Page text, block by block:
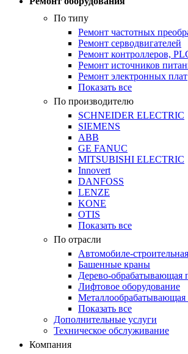
По типу
Ремонт частотных
Ремонт серводвигателей
Ремонт контроллеров,
Ремонт источников
Ремонт электронных плат
Показать все
По производителю
SCHNEIDER ELECTRIC
SIEMENS
ABB
GE FANUC
MITSUBISHI ELECTRIC
Innovert
DANFOSS
LENZE
KONE
OTIS
Показать все
По отрасли
Автомобиле-
Башенные краны
Дерево-обрабатывающая
Лифтовое оборудование
Показать все
Дополнительные услуги
Техническое обслуживание
Компания